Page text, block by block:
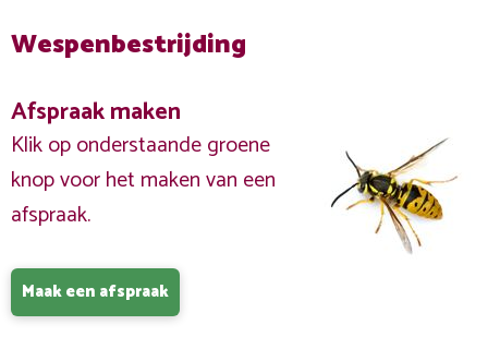
Wespenbestrijding
Afspraak maken
Klik op onderstaande groene
knop voor het maken van een
afspraak.
Maak een afspraak